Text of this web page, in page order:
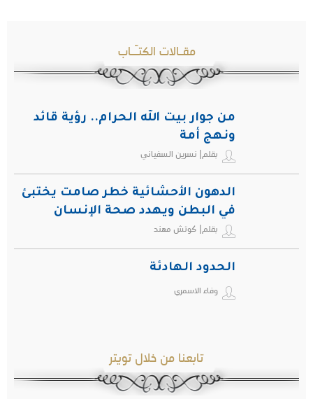
مقـالات الكتـّـاب
من جوار بيت الله الحرام.. رؤية قائد
ونهج أمة
بقلم| نسرين السفياني
الدهون الأحشائية خطر صامت يختبئ
في البطن ويهدد صحة الإنسان
بقلم| كوتش مهند
الحدود الهادئة
وفاء الاسمري
تابعنا من خلال تويتر